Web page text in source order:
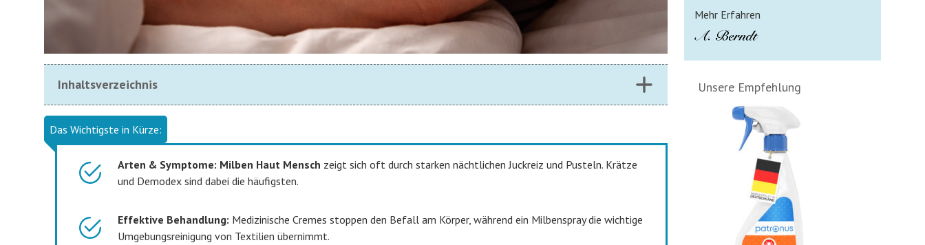
Inhaltsverzeichnis
Das Wichtigste in Kürze:
Arten & Symptome: Milben Haut Mensch zeigt sich oft durch starken nächtlichen Juckreiz und Pusteln. Krätze
und Demodex sind dabei die häufigsten.
Effektive Behandlung: Medizinische Cremes stoppen den Befall am Körper, während ein Milbenspray die wichtige
Umgebungsreinigung von Textilien übernimmt.
Mehr Erfahren
Unsere Empfehlung